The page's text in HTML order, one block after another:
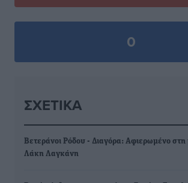
0
ΣΧΕΤΙΚΆ
Βετεράνοι Ρόδου - Διαγόρα: Αφιερωμένο
Λάκη Λαγκάνη